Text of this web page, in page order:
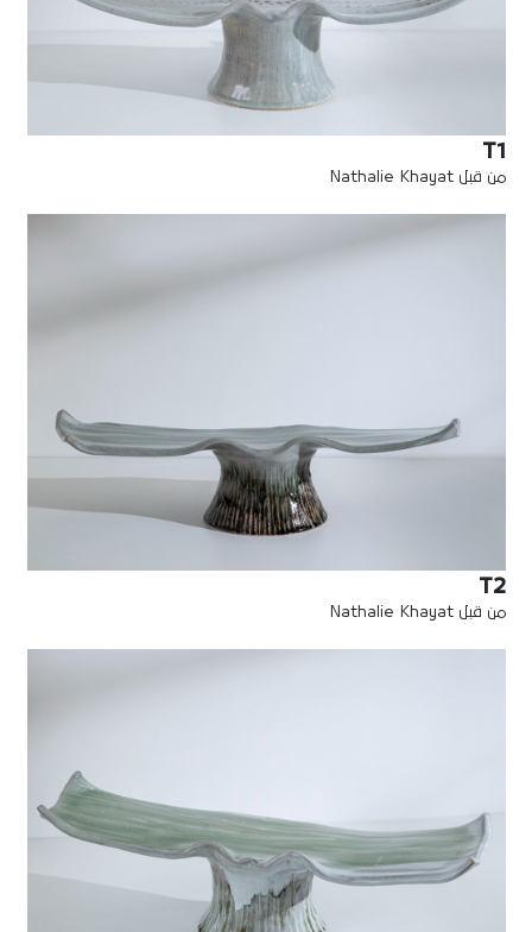
T1
من قبل Nathalie Khayat
T2
من قبل Nathalie Khayat